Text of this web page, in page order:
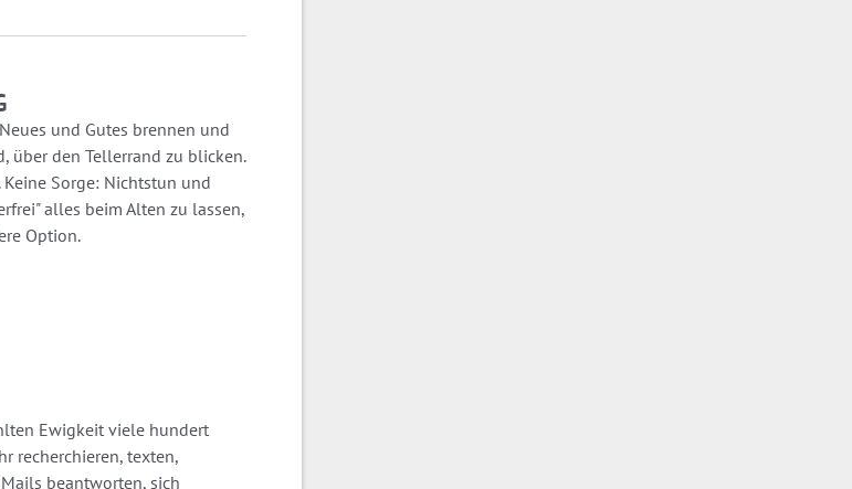
und Gutes brennen und
über den Tellerrand zu blicken.
Keine Sorge: Nichtstun und
alles beim Alten zu lassen,
Option.
Ewigkeit viele hundert
recherchieren, texten,
beantworten, sich